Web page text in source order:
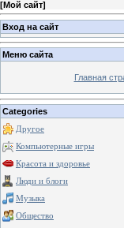
[Мой сайт]
Вход на сайт
Меню сайта
Главная
Categories
Другое
Компьютерные игры
Красота и здоровье
Люди и блоги
Музыка
Общество